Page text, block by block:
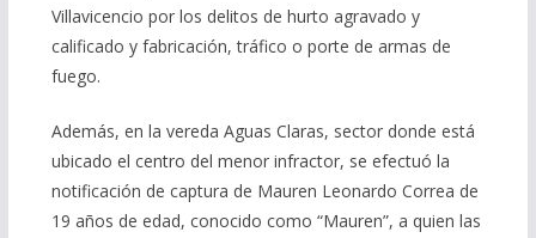
Villavicencio por los delitos de hurto agravado y
calificado y fabricación, tráfico o porte de armas de
fuego.
Además, en la vereda Aguas Claras, sector donde está
ubicado el centro del menor infractor, se efectuó la
notificación de captura de Mauren Leonardo Correa de
19 años de edad, conocido como “Mauren”, a quien las